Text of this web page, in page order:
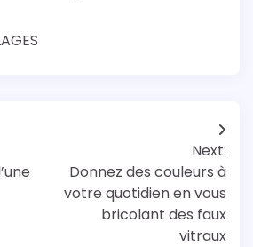
Next:
Donnez des couleurs à
votre quotidien en vous
bricolant des faux
vitraux